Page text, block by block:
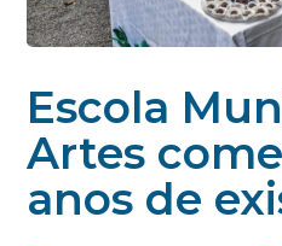
Escola
Artes
anos de